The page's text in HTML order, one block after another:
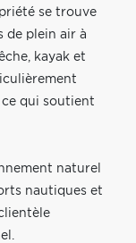
se trouve
de plein air à
kayak et
ce qui soutient
naturel
nautiques et